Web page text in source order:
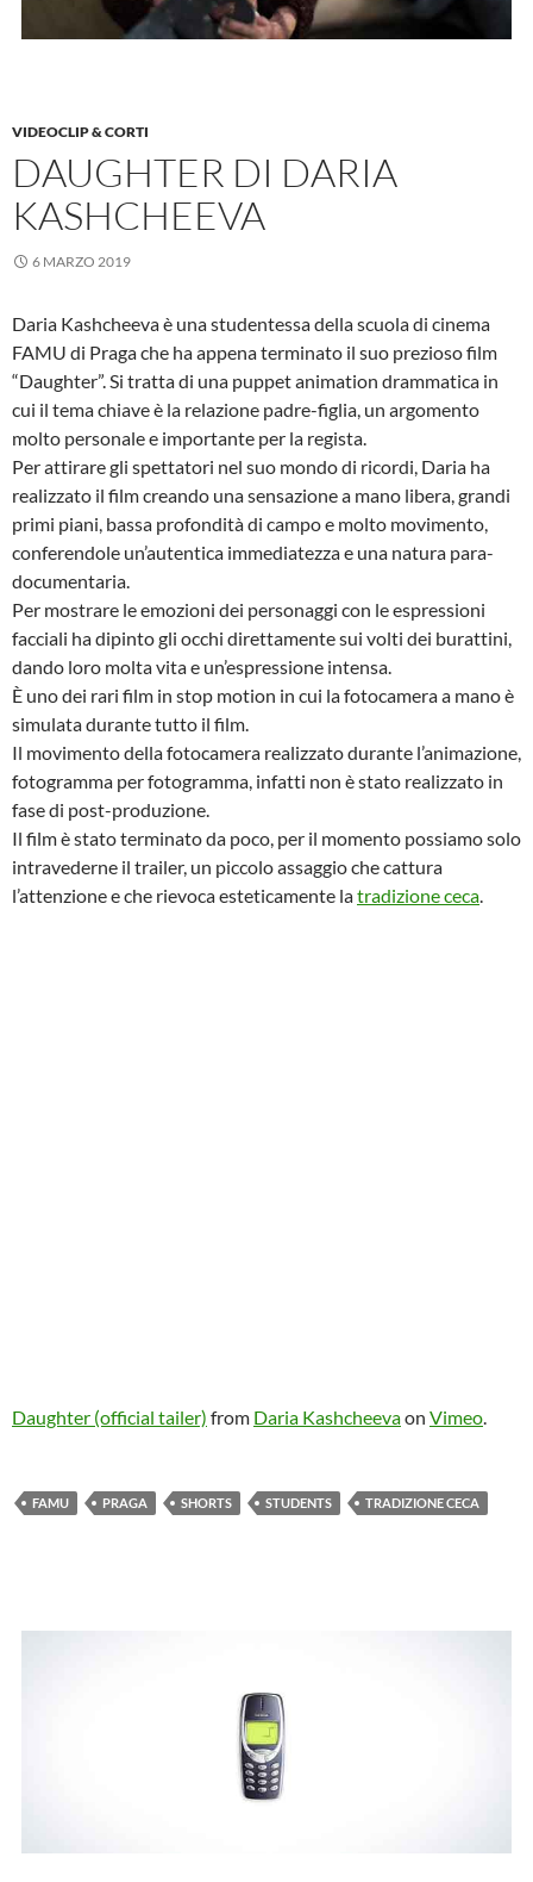
VIDEOCLIP & CORTI
DAUGHTER DI DARIA
KASHCHEEVA
6 MARZO 2019
Daria Kashcheeva è una studentessa della scuola di cinema
FAMU di Praga che ha appena terminato il suo prezioso film
“Daughter”. Si tratta di una puppet animation drammatica in
cui il tema chiave è la relazione padre-figlia, un argomento
molto personale e importante per la regista.
Per attirare gli spettatori nel suo mondo di ricordi, Daria ha
realizzato il film creando una sensazione a mano libera, grandi
primi piani, bassa profondità di campo e molto movimento,
conferendole un’autentica immediatezza e una natura para-
documentaria.
Per mostrare le emozioni dei personaggi con le espressioni
facciali ha dipinto gli occhi direttamente sui volti dei burattini,
dando loro molta vita e un’espressione intensa.
È uno dei rari film in stop motion in cui la fotocamera a mano è
simulata durante tutto il film.
Il movimento della fotocamera realizzato durante l’animazione,
fotogramma per fotogramma, infatti non è stato realizzato in
fase di post-produzione.
Il film è stato terminato da poco, per il momento possiamo solo
intravederne il trailer, un piccolo assaggio che cattura
l’attenzione e che rievoca esteticamente latradizione ceca.
Daughter (official tailer) from Daria Kashcheevaon Vimeo.
FAMU PRAGA SHORTS STUDENTS TRADIZIONE CECA